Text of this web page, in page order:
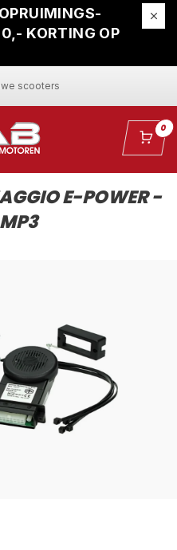
KORTING OP
prijzen
scooters
0
E-POWER -